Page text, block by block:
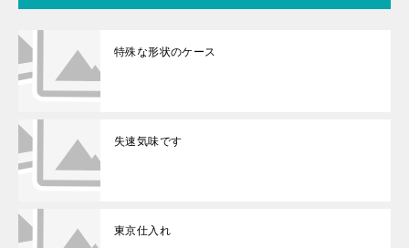
特殊な形状のケース
失速気味です
東京仕入れ